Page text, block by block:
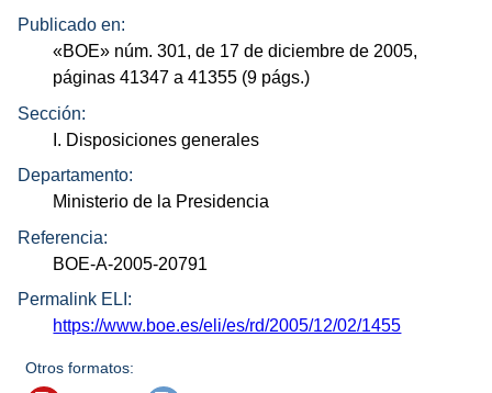
Publicado en:
«BOE» núm. 301, de 17 de diciembre de 2005,
páginas 41347 a 41355 (9 págs.)
Sección:
I. Disposiciones generales
Departamento:
Ministerio de la Presidencia
Referencia:
BOE-A-2005-20791
Permalink ELI:
https://www.boe.es/eli/es/rd/2005/12/02/1455
Otros formatos: